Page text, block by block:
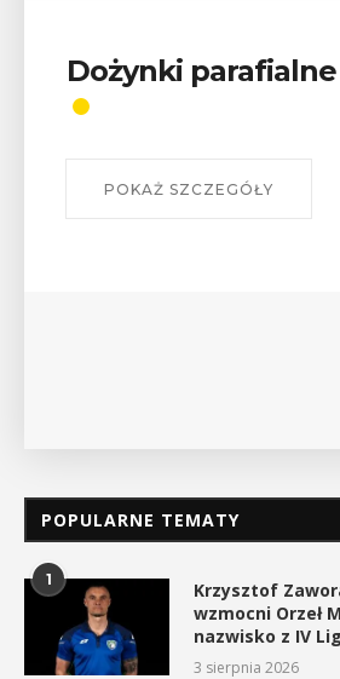
Dożynki
POKAŻ SZCZEGÓŁY
POPULARNE TEMATY
1
Krzysztof
wzmocni Orzeł
nazwisko z IV
3 sierpnia 2026